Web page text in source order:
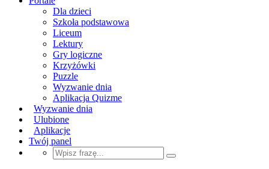
Dla dzieci
Szkoła podstawowa
Liceum
Lektury
Gry logiczne
Krzyżówki
Puzzle
Wyzwanie dnia
Aplikacja Quizme
Wyzwanie dnia
Ulubione
Aplikacje
Twój panel